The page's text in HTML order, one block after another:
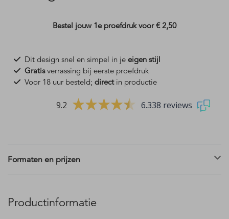
Bestel jouw 1e proefdruk voor€ 2,50
Dit design snel en simpel in je eigen stijl
Gratisverrassing bij eerste proefdruk
Voor 18 uur besteld; directin productie
9.2 6.338 reviews
Formaten en prijzen
Productinformatie